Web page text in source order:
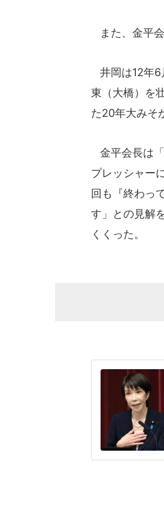
また、金平
井岡は12年6
東（大橋）を
た20年大みそ
金平会長は
プレッシャー
回も『終わっ
す」との見解
くくった。